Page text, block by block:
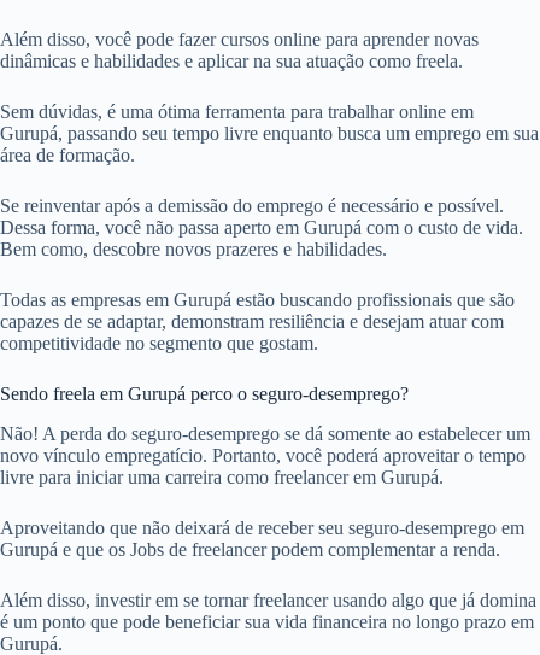
Além disso, você pode fazer cursos online para aprender novas
dinâmicas e habilidades e aplicar na sua atuação como freela.
Sem dúvidas, é uma ótima ferramenta para trabalhar online em
Gurupá, passando seu tempo livre enquanto busca um emprego em sua
área de formação.
Se reinventar após a demissão do emprego é necessário e possível.
Dessa forma, você não passa aperto em Gurupá com o custo de vida.
Bem como, descobre novos prazeres e habilidades.
Todas as empresas em Gurupá estão buscando profissionais que são
capazes de se adaptar, demonstram resiliência e desejam atuar com
competitividade no segmento que gostam.
Sendo freela em Gurupá perco o seguro-desemprego?
Não! A perda do seguro-desemprego se dá somente ao estabelecer um
novo vínculo empregatício. Portanto, você poderá aproveitar o tempo
livre para iniciar uma carreira como freelancer em Gurupá.
Aproveitando que não deixará de receber seu seguro-desemprego em
Gurupá e que os Jobs de freelancer podem complementar a renda.
Além disso, investir em se tornar freelancer usando algo que já domina
é um ponto que pode beneficiar sua vida financeira no longo prazo em
Gurupá.